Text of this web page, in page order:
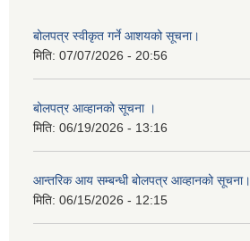
बोलपत्र स्वीकृत गर्ने आशयको सूचना।
मिति: 07/07/2026 - 20:56
बोलपत्र आव्हानको सूचना ।
मिति: 06/19/2026 - 13:16
आन्तरिक आय सम्बन्धी बोलपत्र आव्हानको सूचना।
मिति: 06/15/2026 - 12:15